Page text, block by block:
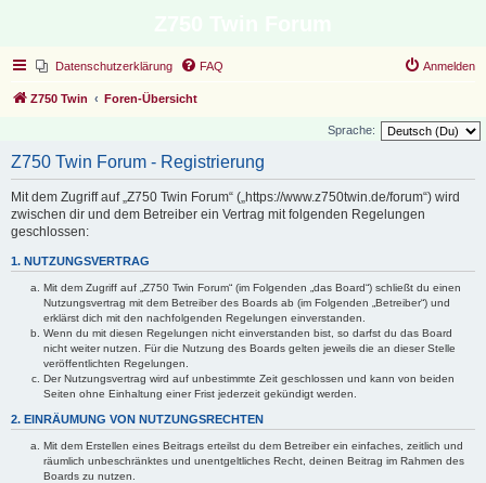
Datenschutzerklärung FAQ Anmelden
Z750 Twin Foren-Übersicht
Sprache:
Z750 Twin Forum - Registrierung
Mit dem Zugriff auf „Z750 Twin Forum“ („https://www.z750twin.de/forum“) wird
zwischen dir und dem Betreiber ein Vertrag mit folgenden Regelungen
geschlossen:
1. NUTZUNGSVERTRAG
Mit dem Zugriff auf „Z750 Twin Forum“ (im Folgenden „das Board“) schließt du einen
Nutzungsvertrag mit dem Betreiber des Boards ab (im Folgenden „Betreiber“) und
erklärst dich mit den nachfolgenden Regelungen einverstanden.
Wenn du mit diesen Regelungen nicht einverstanden bist, so darfst du das Board
nicht weiter nutzen. Für die Nutzung des Boards gelten jeweils die an dieser Stelle
veröffentlichten Regelungen.
Der Nutzungsvertrag wird auf unbestimmte Zeit geschlossen und kann von beiden
Seiten ohne Einhaltung einer Frist jederzeit gekündigt werden.
2. EINRÄUMUNG VON NUTZUNGSRECHTEN
Mit dem Erstellen eines Beitrags erteilst du dem Betreiber ein einfaches, zeitlich und
räumlich unbeschränktes und unentgeltliches Recht, deinen Beitrag im Rahmen des
Boards zu nutzen.